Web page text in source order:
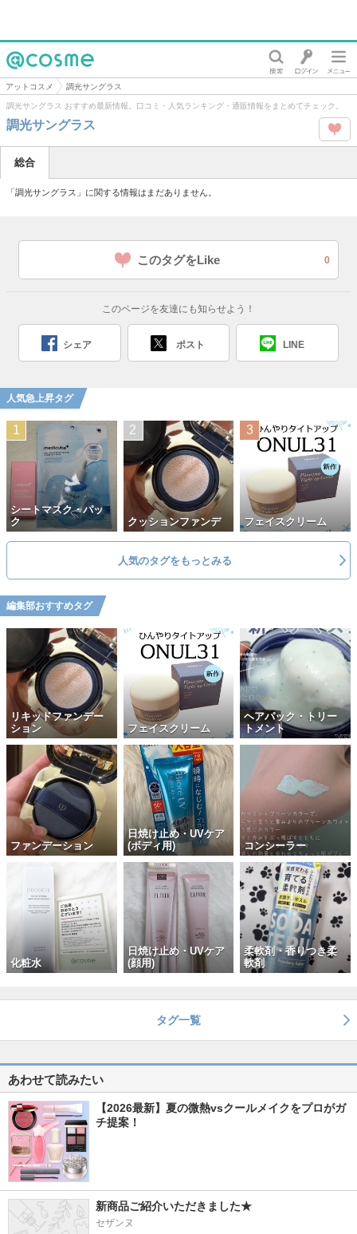
@cosme
アットコスメ 調光サングラス
調光サングラス おすすめ最新情報。口コミ・人気ランキング・通販情報をまとめてチェック。
調光サングラス
タグ
総合
「調光サングラス」に関する情報はまだありません。
このタグをLike 0
このページを友達にも知らせよう！
シェア ポスト LINE
人気急上昇タグ
シートマスク・パッ
ク
クッションファンデ フェイスクリーム
人気のタグをもっとみる
編集部おすすめタグ
リキッドファンデー
ション
フェイスクリーム
ヘアパック・トリー
トメント
ファンデーション
日焼け止め・UVケア
(ボディ用)
コンシーラー
化粧水
日焼け止め・UVケア
(顔用)
柔軟剤・香りつき柔
軟剤
タグ一覧
あわせて読みたい
【2026最新】夏の微熱vsクールメイクをプロがガ
チ提案！
新商品ご紹介いただきました★
セザンヌ